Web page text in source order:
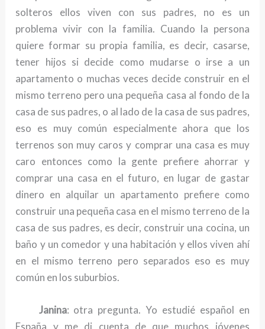
solteros ellos viven con sus padres, no es un
problema vivir con la familia. Cuando la persona
quiere formar su propia familia, es decir, casarse,
tener hijos si decide como mudarse o irse a un
apartamento o muchas veces decide construir en el
mismo terreno pero una pequeña casa al fondo de la
casa de sus padres, o al lado de la casa de sus padres,
eso es muy común especialmente ahora que los
terrenos son muy caros y comprar una casa es muy
caro entonces como la gente prefiere ahorrar y
comprar una casa en el futuro, en lugar de gastar
dinero en alquilar un apartamento prefiere como
construir una pequeña casa en el mismo terreno de la
casa de sus padres, es decir, construir una cocina, un
baño y un comedor y una habitación y ellos viven ahí
en el mismo terreno pero separados eso es muy
común en los suburbios.
Janina: otra pregunta. Yo estudié español en